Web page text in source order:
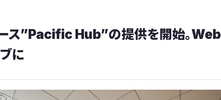
ス”Pacific Hub”の提供を開始。
に